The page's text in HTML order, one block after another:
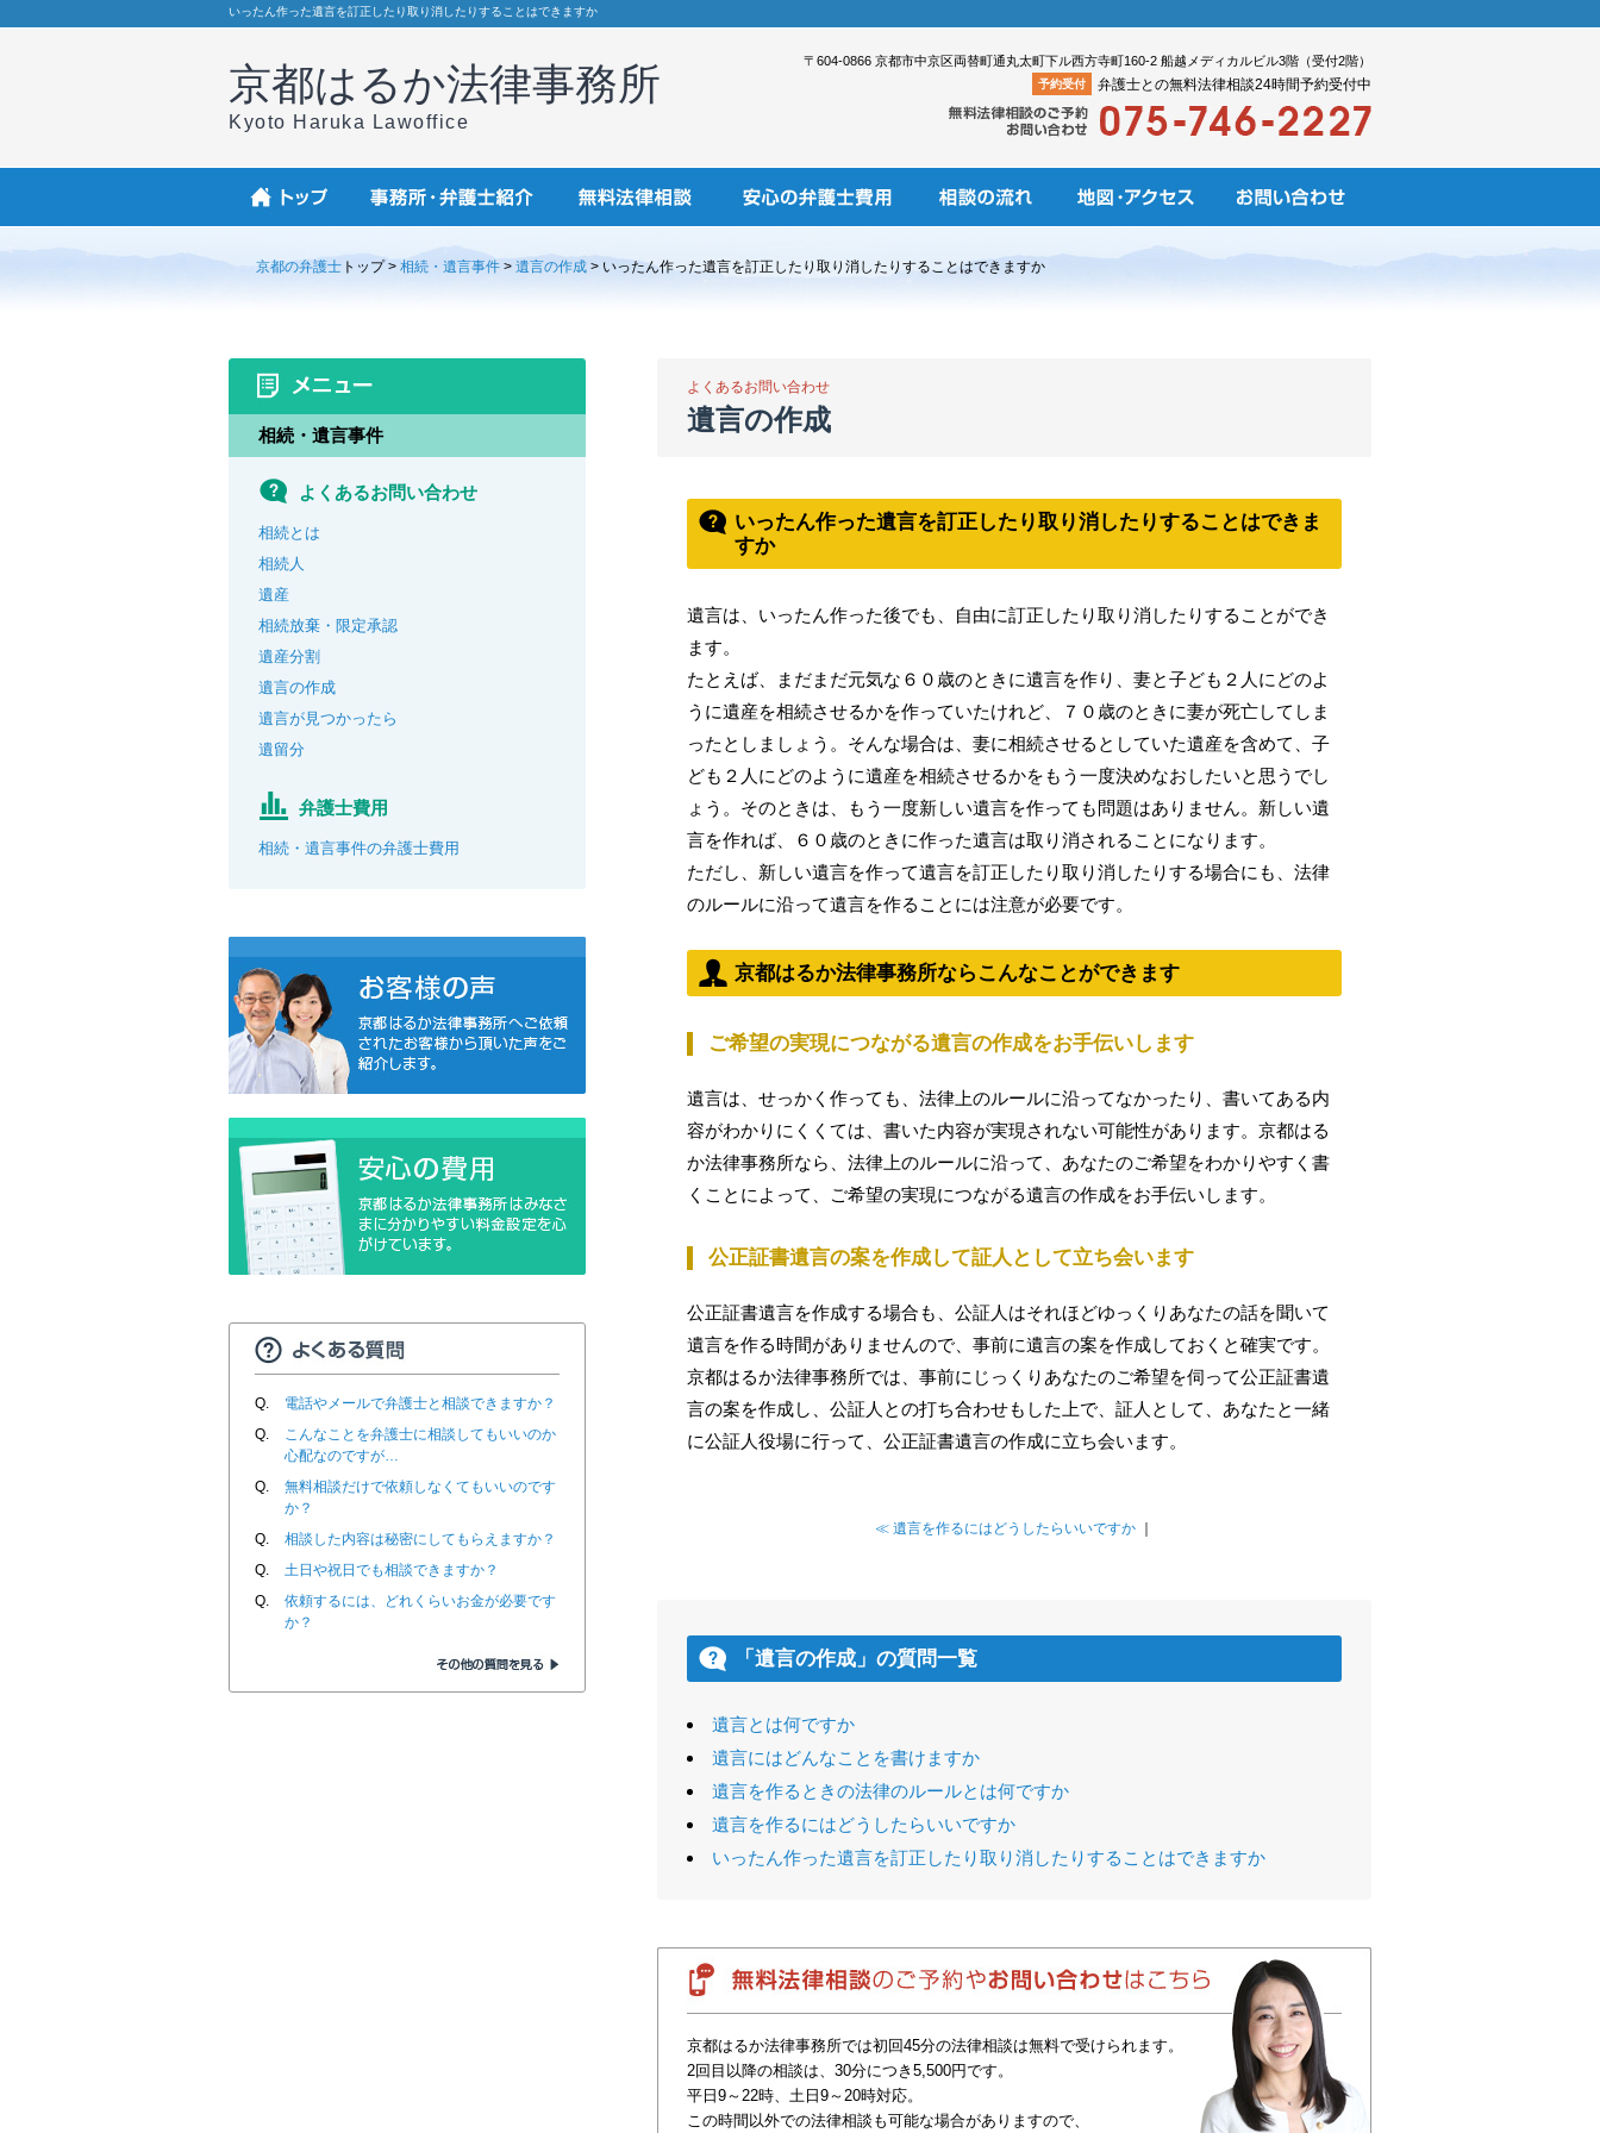
いったん作った遺言を訂正したり取り消したりすることはできますか
京都はるか法律事務所
Kyoto Haruka Lawoffice
〒604-0866 京都市中京区両替町通丸太町下ル西方寺町160-2 船越メディカルビル3階（受付2階）
弁護士との無料法律相談24時間予約受付中
予約受付
京都の弁護士 トップ > 相続・遺言事件 > 遺言の作成 > いったん作った遺言を訂正したり取り消したりすることはできますか
よくあるお問い合わせ
遺言の作成
いったん作った遺言を訂正したり取り消したりすることはできま
すか
遺言は、いったん作った後でも、自由に訂正したり取り消したりすることができ
ます。
たとえば、まだまだ元気な６０歳のときに遺言を作り、妻と子ども２人にどのよ
うに遺産を相続させるかを作っていたけれど、７０歳のときに妻が死亡してしま
ったとしましょう。そんな場合は、妻に相続させるとしていた遺産を含めて、子
ども２人にどのように遺産を相続させるかをもう一度決めなおしたいと思うでし
ょう。そのときは、もう一度新しい遺言を作っても問題はありません。新しい遺
言を作れば、６０歳のときに作った遺言は取り消されることになります。
ただし、新しい遺言を作って遺言を訂正したり取り消したりする場合にも、法律
のルールに沿って遺言を作ることには注意が必要です。
京都はるか法律事務所ならこんなことができます
ご希望の実現につながる遺言の作成をお手伝いします
遺言は、せっかく作っても、法律上のルールに沿ってなかったり、書いてある内
容がわかりにくくては、書いた内容が実現されない可能性があります。京都はる
か法律事務所なら、法律上のルールに沿って、あなたのご希望をわかりやすく書
くことによって、ご希望の実現につながる遺言の作成をお手伝いします。
公正証書遺言の案を作成して証人として立ち会います
公正証書遺言を作成する場合も、公証人はそれほどゆっくりあなたの話を聞いて
遺言を作る時間がありませんので、事前に遺言の案を作成しておくと確実です。
京都はるか法律事務所では、事前にじっくりあなたのご希望を伺って公正証書遺
言の案を作成し、公証人との打ち合わせもした上で、証人として、あなたと一緒
に公証人役場に行って、公正証書遺言の作成に立ち会います。
≪ 遺言を作るにはどうしたらいいですか
「遺言の作成」の質問一覧
遺言とは何ですか
遺言にはどんなことを書けますか
遺言を作るときの法律のルールとは何ですか
遺言を作るにはどうしたらいいですか
いったん作った遺言を訂正したり取り消したりすることはできますか
京都はるか法律事務所では初回45分の法律相談は無料で受けられます。
2回目以降の相談は、30分につき5,500円です。
平日9～22時、土日9～20時対応。
この時間以外での法律相談も可能な場合がありますので、
相続・遺言事件
よくあるお問い合わせ
相続とは
相続人
遺産
相続放棄・限定承認
遺産分割
遺言の作成
遺言が見つかったら
遺留分
弁護士費用
相続・遺言事件の弁護士費用
Q.
電話やメールで弁護士と相談できますか？
Q.
こんなことを弁護士に相談してもいいのか
心配なのですが…
Q.
無料相談だけで依頼しなくてもいいのです
か？
Q.
相談した内容は秘密にしてもらえますか？
Q.
土日や祝日でも相談できますか？
Q.
依頼するには、どれくらいお金が必要です
か？